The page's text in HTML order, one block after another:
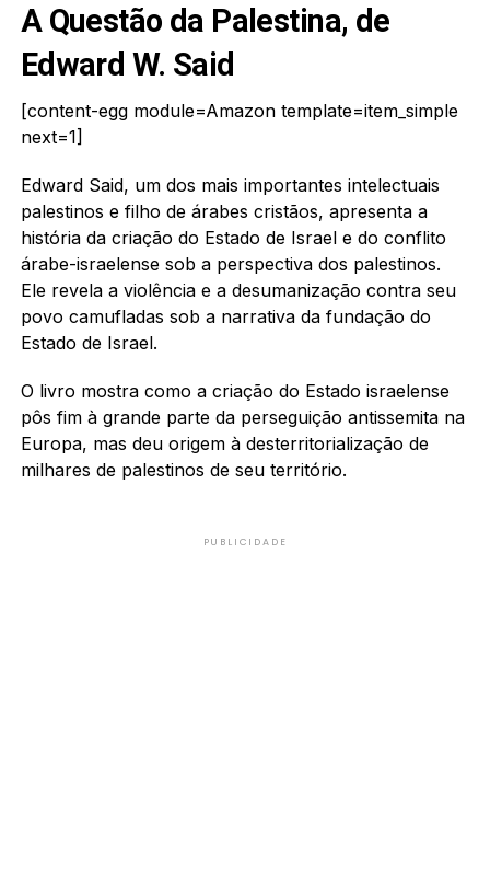
A Questão da Palestina, de
Edward W. Said
[content-egg module=Amazon template=item_simple
next=1]
Edward Said, um dos mais importantes intelectuais
palestinos e filho de árabes cristãos, apresenta a
história da criação do Estado de Israel e do conflito
árabe-israelense sob a perspectiva dos palestinos.
Ele revela a violência e a desumanização contra seu
povo camufladas sob a narrativa da fundação do
Estado de Israel.
O livro mostra como a criação do Estado israelense
pôs fim à grande parte da perseguição antissemita na
Europa, mas deu origem à desterritorialização de
milhares de palestinos de seu território.
PUBLICIDADE